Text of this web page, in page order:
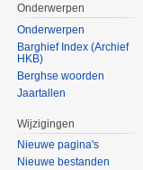
Onderwerpen
Onderwerpen
Barghief Index (Archief
HKB)
Berghse woorden
Jaartallen
Wijzigingen
Nieuwe pagina's
Nieuwe bestanden